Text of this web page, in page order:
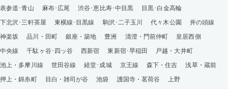
表参道･青山 麻布･広尾 渋谷･恵比寿･中目黒
目黒･白金高輪
下北沢･三軒茶屋
東横線･目黒線 駒沢･二子玉川 代々木公園
井の頭線
神楽坂
品川・田町 銀座・築地 豊洲 清澄・門前仲町
皇居西側
中央線
千駄ヶ谷･四ッ谷 西新宿 東新宿･早稲田
戸越・大井町
池上・多摩川線
世田谷線 経堂･成城 京王線 森下・住吉
浅草・蔵前
押上・錦糸町
目白・雑司が谷 池袋 護国寺・茗荷谷
上野